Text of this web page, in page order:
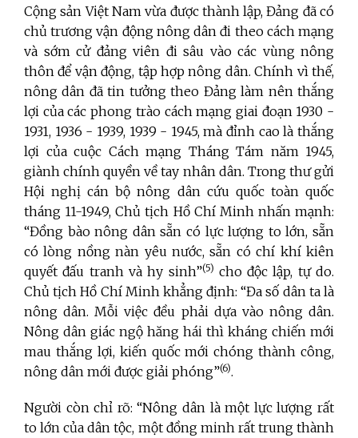
Cộng sản Việt Nam vừa được thành lập, Đảng đã có
chủ trương vận động nông dân đi theo cách mạng
và sớm cử đảng viên đi sâu vào các vùng nông
thôn để vận động, tập hợp nông dân. Chính vì thế,
nông dân đã tin tưởng theo Đảng làm nên thắng
lợi của các phong trào cách mạng giai đoạn 1930 -
1931, 1936 - 1939, 1939 - 1945, mà đỉnh cao là thắng
lợi của cuộc Cách mạng Tháng Tám năm 1945,
giành chính quyền về tay nhân dân. Trong thư gửi
Hội nghị cán bộ nông dân cứu quốc toàn quốc
tháng 11-1949, Chủ tịch Hồ Chí Minh nhấn mạnh:
“Đồng bào nông dân sẵn có lực lượng to lớn, sẵn
có lòng nồng nàn yêu nước, sẵn có chí khí kiên
quyết đấu tranh và hy sinh”(5) cho độc lập, tự do.
Chủ tịch Hồ Chí Minh khẳng định: “Đa số dân ta là
nông dân. Mỗi việc đều phải dựa vào nông dân.
Nông dân giác ngộ hăng hái thì kháng chiến mới
mau thắng lợi, kiến quốc mới chóng thành công,
nông dân mới được giải phóng”(6).
Người còn chỉ rõ: “Nông dân là một lực lượng rất
to lớn của dân tộc, một đồng minh rất trung thành